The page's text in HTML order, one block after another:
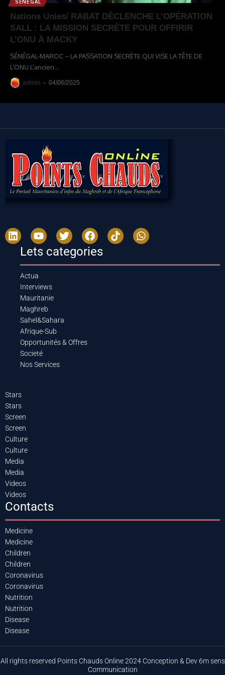
SÉNÉGAL
Nations Unies/ RABAT DÉCLENCHE L’OPÉRATION
SALL : LA MISSION SECRÈTE POUR OFFIRIR
L’ONU À MACKY
SÉNÉGAL-MAROC – LA PASSATION SECRÈTE QUI VISE LA TÊTE DE
L’ONU L’ancien…
admin 04/06/2025
Lets categories
Actua
Interviews
Mauritanie
Maghreb
Sahel&Sahara
Afrique-Sub
Opportunités & Offres
Societé
Nos Services
Stars
Stars
Screen
Screen
Culture
Culture
Media
Media
Videos
Videos
Contacts
Medicine
Medicine
Children
Children
Coronavirus
Coronavirus
Nutrition
Nutrition
Disease
Disease
All rights reserved Points Chauds Online 2024 Conception & Dev 6m sens
Communication